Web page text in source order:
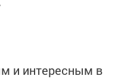
и интересным в